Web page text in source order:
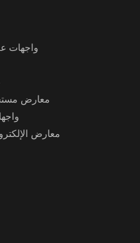
واجهات
معارض
معارض